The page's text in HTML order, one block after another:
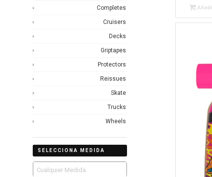
Completes
Cruisers
Decks
Griptapes
Protectors
Reissues
Skate
Trucks
Wheels
SELECCIONA MEDIDA